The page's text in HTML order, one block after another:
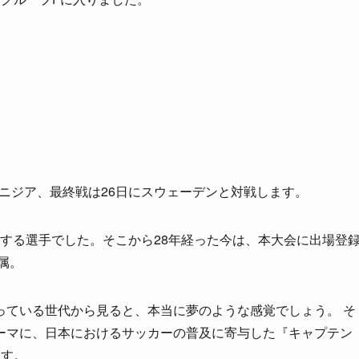
ア、最終戦は26日にスウェーデンと対戦します。
る選手でした。そこから28年経った今は、本大会に出場登
いる世代から見ると、本当に夢のような感覚でしょう。 そ
に、日本におけるサッカーの普及に寄与した『キャプテン
。